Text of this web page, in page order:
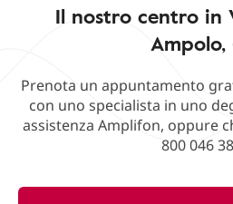
Il nostro centro in
Ampolo,
Prenota un appuntamento
con uno specialista in uno
assistenza Amplifon, oppure
800 046